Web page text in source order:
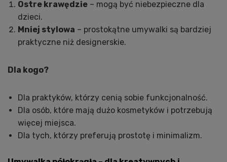
Ostre krawędzie – mogą być niebezpieczne dla
dzieci.
Mniej stylowa – prostokątne umywalki są bardziej
praktyczne niż designerskie.
Dla kogo?
Dla praktyków, którzy cenią sobie funkcjonalność.
Dla osób, które mają dużo kosmetyków i potrzebują
więcej miejsca.
Dla tych, którzy preferują prostotę i minimalizm.